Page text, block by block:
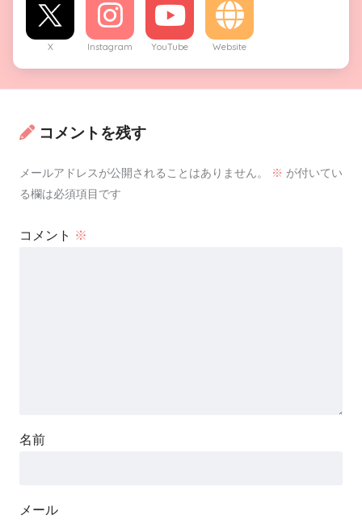
X Instagram YouTube Website
コメントを残す
メールアドレスが公開されることはありません。 ※ が付いてい
る欄は必須項目です
コメント ※
名前
メール